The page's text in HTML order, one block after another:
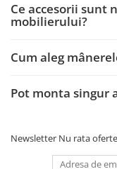
Ce accesorii sunt
mobilierului?
Cum aleg
Pot monta singur
Newsletter Nu rata